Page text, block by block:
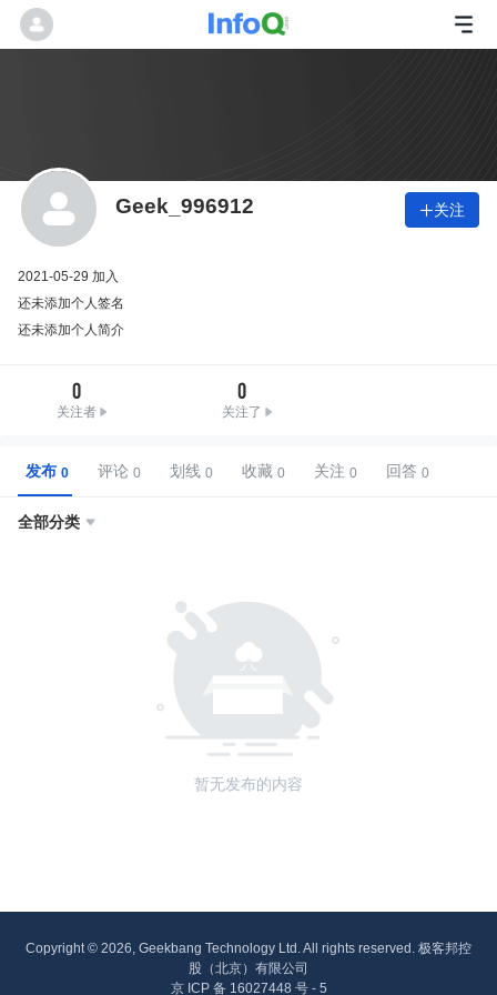
Geek_996912 关注
2021-05-29 加入
还未添加个人签名
还未添加个人简介
0
关注者
0
关注了
发布 评论 划线 收藏 关注 回答
全部分类 
暂无发布的内容
Copyright © 2026, Geekbang Technology Ltd. All rights reserved. 极客邦控
股（北京）有限公司
京 ICP 备 16027448 号 - 5